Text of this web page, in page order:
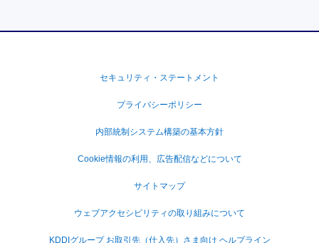
セキュリティ・ステートメント
プライバシーポリシー
内部統制システム構築の基本方針
Cookie情報の利用、広告配信などについて
サイトマップ
ウェブアクセシビリティの取り組みについて
KDDIグループ お取引先（仕入先）さま向け ヘルプライン